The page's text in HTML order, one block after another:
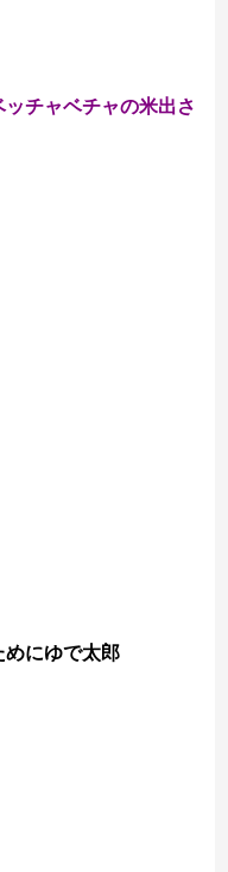
チャベチャの米出さ
めにゆで太郎